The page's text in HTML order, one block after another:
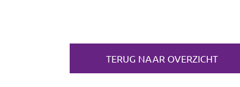
TERUG NAAR OVERZICHT